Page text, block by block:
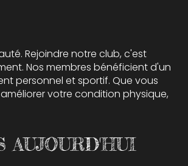
Rejoindre notre club, c'est
Nos membres bénéficient d'un
personnel et sportif. Que vous
votre condition physique,